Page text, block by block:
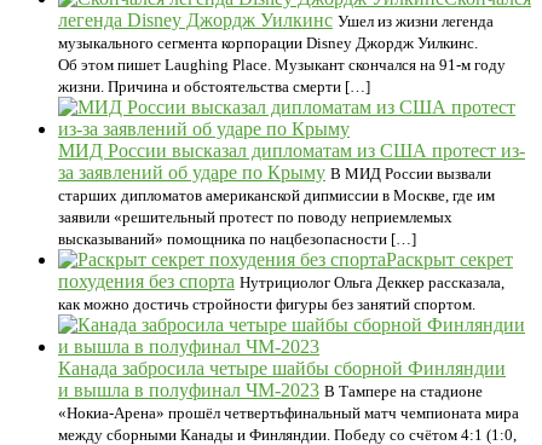
легенда Disney Джордж Уилкинс Ушел из жизни легенда
музыкального сегмента корпорации Disney Джордж Уилкинс.
Об этом пишет Laughing Place. Музыкант скончался на 91-м году
жизни. Причина и обстоятельства смерти […]
МИД России высказал дипломатам из США протест из-
за заявлений об ударе по Крыму В МИД России вызвали
старших дипломатов американской дипмиссии в Москве, где им
заявили «решительный протест по поводу неприемлемых
высказываний» помощника по нацбезопасности […]
Раскрыт секрет
похудения без спорта Нутрициолог Ольга Деккер рассказала,
как можно достичь стройности фигуры без занятий спортом.
Канада забросила четыре шайбы сборной Финляндии
и вышла в полуфинал ЧМ-2023 В Тампере на стадионе
«Нокиа-Арена» прошёл четвертьфинальный матч чемпионата мира
между сборными Канады и Финляндии. Победу со счётом 4:1 (1:0,